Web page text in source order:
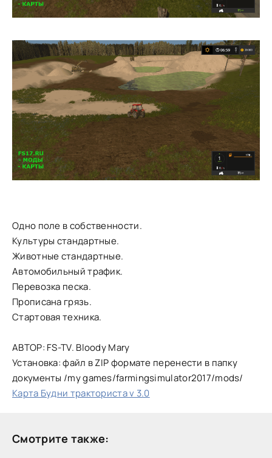
Одно поле в собственности.
Культуры стандартные.
Животные стандартные.
Автомобильный трафик.
Перевозка песка.
Прописана грязь.
Стартовая техника.
АВТОР: FS-TV. Bloody Mary
Установка: файл в ZIP формате перенести в папку
документы /my games/farmingsimulator2017/mods/
Карта Будни тракториста v 3.0
Смотрите также: